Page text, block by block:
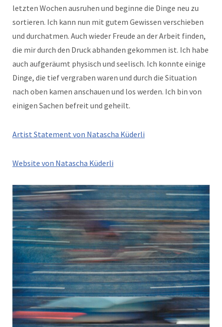
letzten Wochen ausruhen und beginne die Dinge neu zu
sortieren. Ich kann nun mit gutem Gewissen verschieben
und durchatmen. Auch wieder Freude an der Arbeit finden,
die mir durch den Druck abhanden gekommen ist. Ich habe
auch aufgeräumt physisch und seelisch. Ich konnte einige
Dinge, die tief vergraben waren und durch die Situation
nach oben kamen anschauen und los werden. Ich bin von
einigen Sachen befreit und geheilt.
Artist Statement von Natascha Küderli
Website von Natascha Küderli